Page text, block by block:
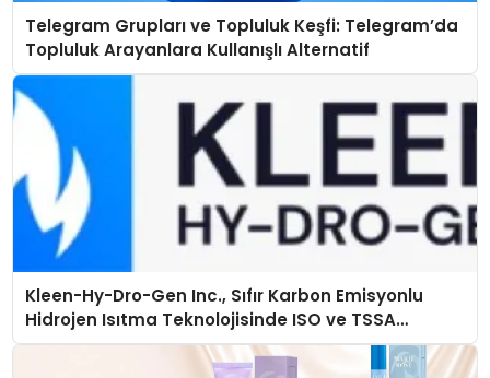
Telegram Grupları ve Topluluk Keşfi: Telegram’da
Topluluk Arayanlara Kullanışlı Alternatif
Kleen-Hy-Dro-Gen Inc., Sıfır Karbon Emisyonlu
Hidrojen Isıtma Teknolojisinde ISO ve TSSA
Düzenleyici Onaylarını Aldı